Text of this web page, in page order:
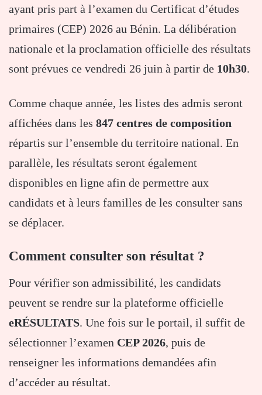
ayant pris part à l’examen du Certificat d’études
primaires (CEP) 2026 au Bénin. La délibération
nationale et la proclamation officielle des résultats
sont prévues ce vendredi 26 juin à partir de 10h30.
Comme chaque année, les listes des admis seront
affichées dans les 847 centres de composition
répartis sur l’ensemble du territoire national. En
parallèle, les résultats seront également
disponibles en ligne afin de permettre aux
candidats et à leurs familles de les consulter sans
se déplacer.
Comment consulter son résultat ?
Pour vérifier son admissibilité, les candidats
peuvent se rendre sur la plateforme officielle
eRÉSULTATS. Une fois sur le portail, il suffit de
sélectionner l’examen CEP 2026, puis de
renseigner les informations demandées afin
d’accéder au résultat.